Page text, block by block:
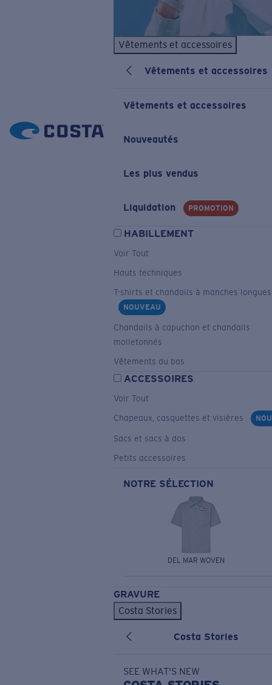
Vêtements et accessoires
Vêtements et accessoires
Vêtements et accessoires
Nouveautés
Les plus vendus
Liquidation PROMOTION
HABILLEMENT
Voir Tout
Hauts techniques
T-shirts et chandails à manches longues
NOUVEAU
Chandails à capuchon et chandails
molletonnés
Vêtements du bas
ACCESSOIRES
Voir Tout
Chapeaux, casquettes et visières
Sacs et sacs à dos
Petits accessoires
NOTRE SÉLECTION
DEL MAR WOVEN
GRAVURE
Costa Stories
Costa Stories
SEE WHAT'S NEW